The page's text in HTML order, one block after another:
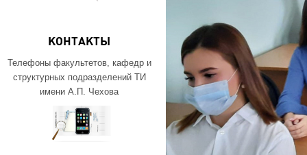
КОНТАКТЫ
Телефоны факультетов, кафедр и
структурных подразделений ТИ
имени А.П. Чехова